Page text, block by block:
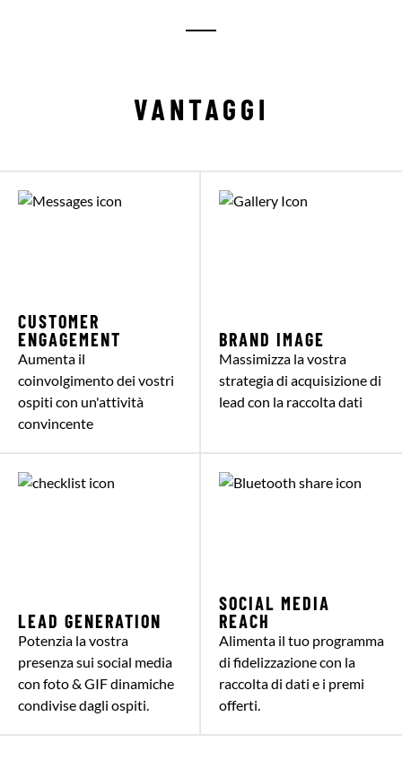
VANTAGGI
CUSTOMER
ENGAGEMENT
Aumenta il
coinvolgimento dei vostri
ospiti con un'attività
convincente
BRAND IMAGE
Massimizza la vostra
strategia di acquisizione di
lead con la raccolta dati
LEAD GENERATION
Potenzia la vostra
presenza sui social media
con foto & GIF dinamiche
condivise dagli ospiti.
SOCIAL MEDIA
REACH
Alimenta il tuo programma
di fidelizzazione con la
raccolta di dati e i premi
offerti.